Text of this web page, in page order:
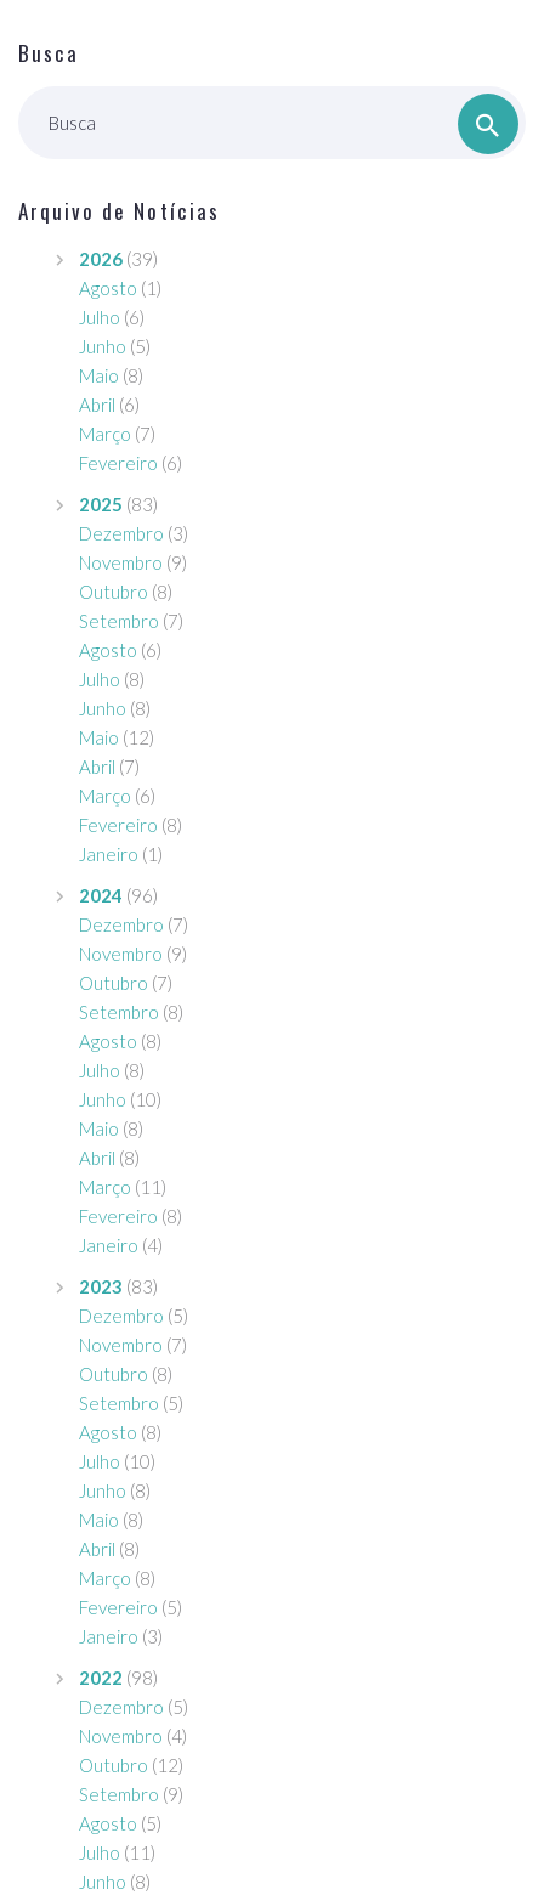
Busca
Busca
Arquivo de Notícias
2026 (39)
Agosto (1)
Julho (6)
Junho (5)
Maio (8)
Abril (6)
Março (7)
Fevereiro (6)
2025 (83)
Dezembro (3)
Novembro (9)
Outubro (8)
Setembro (7)
Agosto (6)
Julho (8)
Junho (8)
Maio (12)
Abril (7)
Março (6)
Fevereiro (8)
Janeiro (1)
2024 (96)
Dezembro (7)
Novembro (9)
Outubro (7)
Setembro (8)
Agosto (8)
Julho (8)
Junho (10)
Maio (8)
Abril (8)
Março (11)
Fevereiro (8)
Janeiro (4)
2023 (83)
Dezembro (5)
Novembro (7)
Outubro (8)
Setembro (5)
Agosto (8)
Julho (10)
Junho (8)
Maio (8)
Abril (8)
Março (8)
Fevereiro (5)
Janeiro (3)
2022 (98)
Dezembro (5)
Novembro (4)
Outubro (12)
Setembro (9)
Agosto (5)
Julho (11)
Junho (8)